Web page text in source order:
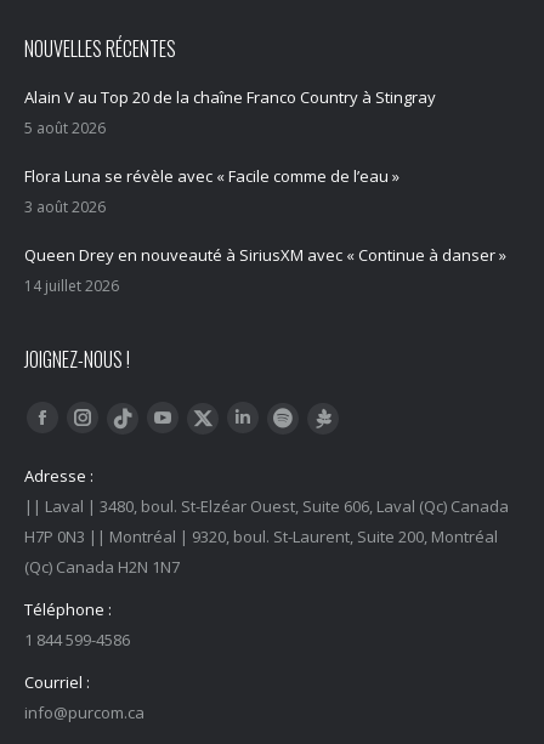
NOUVELLES RÉCENTES
Alain V au Top 20 de la chaîne Franco Country à Stingray
5 août 2026
Flora Luna se révèle avec « Facile comme de l’eau »
3 août 2026
Queen Drey en nouveauté à SiriusXM avec « Continue à danser »
14 juillet 2026
JOIGNEZ-NOUS !
Trouvez nous sur :
FacebookInstagram
Tiktok YouTubeTwitter LinkedInSpotify
Adresse :
|| Laval | 3480, boul. St-Elzéar Ouest, Suite 606, Laval (Qc) Canada
H7P 0N3 || Montréal | 9320, boul. St-Laurent, Suite 200, Montréal
(Qc) Canada H2N 1N7
Téléphone :
1 844 599-4586
Courriel :
info@purcom.ca